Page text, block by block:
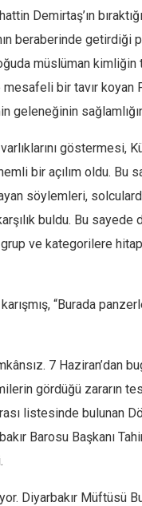
Demirtaş’ın
beraberinde getirdiği
müslüman
bir tavır koyan
geleneğinin
göstermesi,
bir açılım oldu. Bu
söylemleri,
buldu. Bu
ve kategorilere
“Burada
7 Haziran’dan
gördüğü zararın
listesinde bulunan
Barosu Başkanı
Diyarbakır Müftüsü